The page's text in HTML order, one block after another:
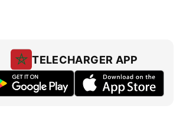
TELECHARGER APP